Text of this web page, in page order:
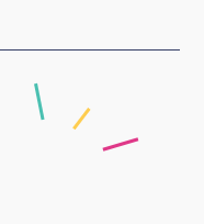
Chatwork
ジャー